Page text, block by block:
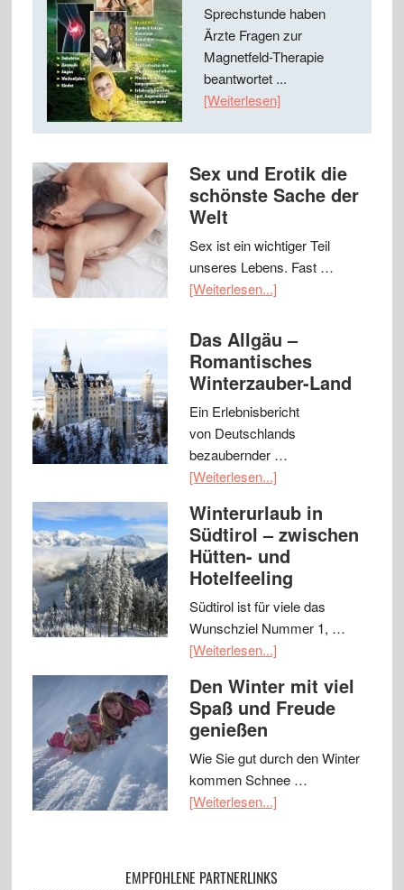
Sprechstunde haben
Ärzte Fragen zur
Magnetfeld-Therapie
beantwortet ...
[Weiterlesen]
Sex und Erotik die
schönste Sache der
Welt
Sex ist ein wichtiger Teil
unseres Lebens. Fast …
[Weiterlesen...]
Das Allgäu –
Romantisches
Winterzauber-Land
Ein Erlebnisbericht
von Deutschlands
bezaubernder …
[Weiterlesen...]
Winterurlaub in
Südtirol – zwischen
Hütten- und
Hotelfeeling
Südtirol ist für viele das
Wunschziel Nummer 1, …
[Weiterlesen...]
Den Winter mit viel
Spaß und Freude
genießen
Wie Sie gut durch den Winter
kommen Schnee …
[Weiterlesen...]
EMPFOHLENE PARTNERLINKS